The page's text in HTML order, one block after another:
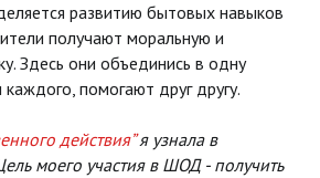
развитию бытовых навыков
получают моральную и
Здесь они объединись в одну
помогают друг другу.
действия”я узнала в
моего участия в ШОД - получить